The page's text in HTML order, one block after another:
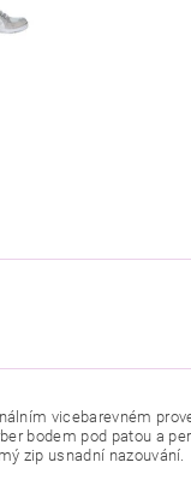
vicebarevném
bodem pod patou a
zip usnadní nazouvání.